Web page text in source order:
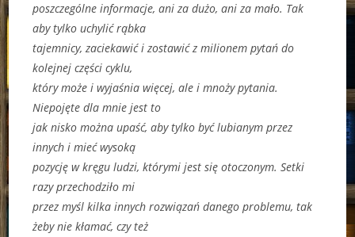
poszczególne informacje, ani za dużo, ani za mało. Tak
aby tylko uchylić rąbka
tajemnicy, zaciekawić i zostawić z milionem pytań do
kolejnej części cyklu,
który może i wyjaśnia więcej, ale i mnoży pytania.
Niepojęte dla mnie jest to
jak nisko można upaść, aby tylko być lubianym przez
innych i mieć wysoką
pozycję w kręgu ludzi, którymi jest się otoczonym. Setki
razy przechodziło mi
przez myśl kilka innych rozwiązań danego problemu, tak
żeby nie kłamać, czy też